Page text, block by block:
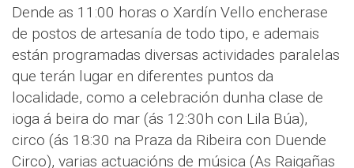
Dende as 11:00 horas o Xardín Vello encherase
de postos de artesanía de todo tipo, e ademais
están programadas diversas actividades paralelas
que terán lugar en diferentes puntos da
localidade, como a celebración dunha clase de
ioga á beira do mar (ás 12:30h con Lila Búa),
circo (ás 18:30 na Praza da Ribeira con Duende
Circo), varias actuacións de música (As Raigañas